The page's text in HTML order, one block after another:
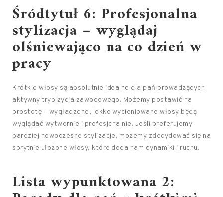
Śródtytuł 6: Profesjonalna
stylizacja – wyglądaj
olśniewająco na co dzień w
pracy
Krótkie włosy są absolutnie idealne dla pań prowadzących
aktywny tryb życia zawodowego. Możemy postawić na
prostotę – wygładzone, lekko wycieniowane włosy będą
wyglądać wytwornie i profesjonalnie. Jeśli preferujemy
bardziej nowoczesne stylizacje, możemy zdecydować się na
sprytnie ułożone włosy, które doda nam dynamiki i ruchu.
Lista wypunktowana 2: